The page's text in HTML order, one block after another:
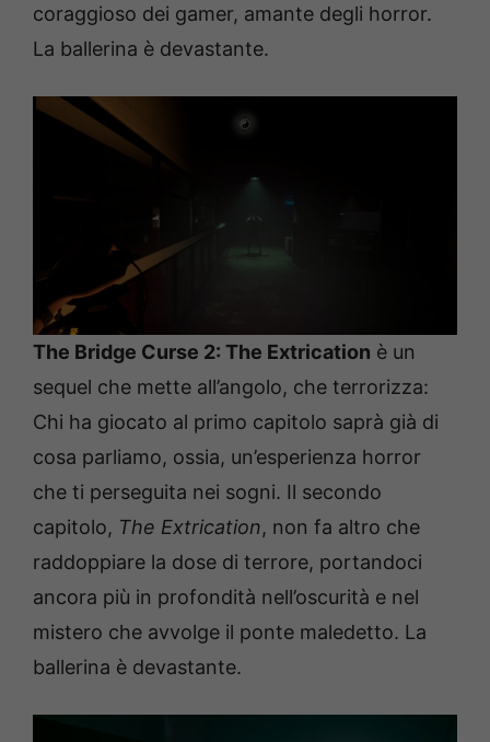
coraggioso dei gamer, amante degli horror.
La ballerina è devastante.
The Bridge Curse 2: The Extrication è un
sequel che mette all’angolo, che terrorizza:
Chi ha giocato al primo capitolo saprà già di
cosa parliamo, ossia, un’esperienza horror
che ti perseguita nei sogni. Il secondo
capitolo, The Extrication, non fa altro che
raddoppiare la dose di terrore, portandoci
ancora più in profondità nell’oscurità e nel
mistero che avvolge il ponte maledetto. La
ballerina è devastante.